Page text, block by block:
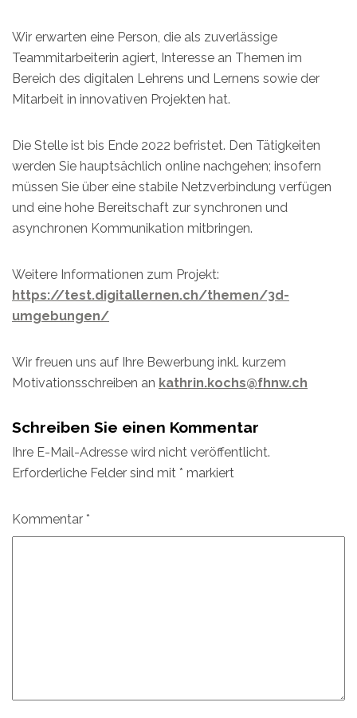
Wir erwarten eine Person, die als zuverlässige
Teammitarbeiterin agiert, Interesse an Themen im
Bereich des digitalen Lehrens und Lernens sowie der
Mitarbeit in innovativen Projekten hat.
Die Stelle ist bis Ende 2022 befristet. Den Tätigkeiten
werden Sie hauptsächlich online nachgehen; insofern
müssen Sie über eine stabile Netzverbindung verfügen
und eine hohe Bereitschaft zur synchronen und
asynchronen Kommunikation mitbringen.
Weitere Informationen zum Projekt:
https://test.digitallernen.ch/themen/3d-
umgebungen/
Wir freuen uns auf Ihre Bewerbung inkl. kurzem
Motivationsschreiben an kathrin.kochs@fhnw.ch
Schreiben Sie einen Kommentar
Ihre E-Mail-Adresse wird nicht veröffentlicht.
Erforderliche Felder sind mit * markiert
Kommentar *